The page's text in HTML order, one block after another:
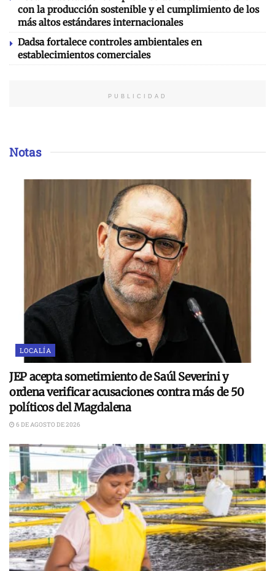
con la producción sostenible y el cumplimiento de los
más altos estándares internacionales
Dadsa fortalece controles ambientales en
establecimientos comerciales
PUBLICIDAD
Notas
LOCALÍA
JEP acepta sometimiento de Saúl Severini y
ordena verificar acusaciones contra más de 50
políticos del Magdalena
6 DE AGOSTO DE 2026